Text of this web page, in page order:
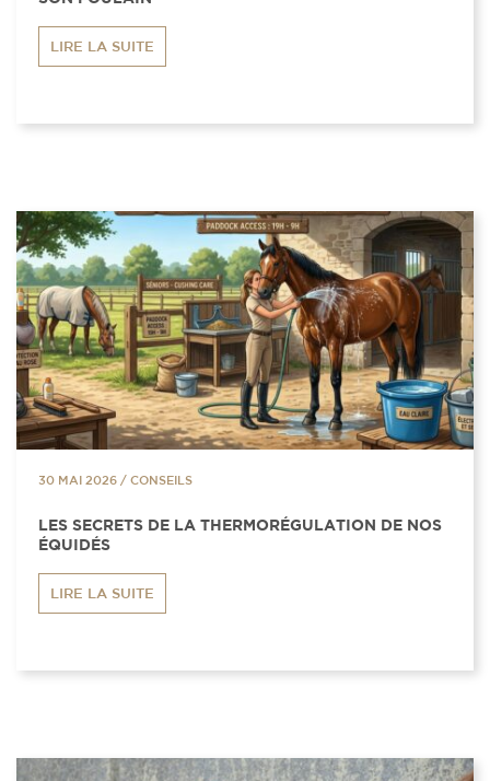
LIRE LA SUITE
30 MAI 2026 / CONSEILS
LES SECRETS DE LA THERMORÉGULATION DE NOS
ÉQUIDÉS
LIRE LA SUITE